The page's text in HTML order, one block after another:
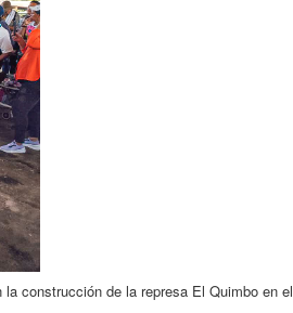
construcción de la represa El Quimbo en el